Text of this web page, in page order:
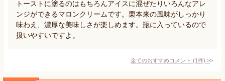
トーストに塗るのはもちろんアイスに混ぜたりいろんなアレ
ンジができるマロンクリームです。栗本来の風味がしっかり
味わえ、濃厚な美味しさが楽しめます。瓶に入っているので
扱いやすいですよ。
全てのおすすめコメント (1件) >